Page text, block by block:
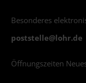
Besonderes
poststelle@lohr.de
Öffnungszeiten